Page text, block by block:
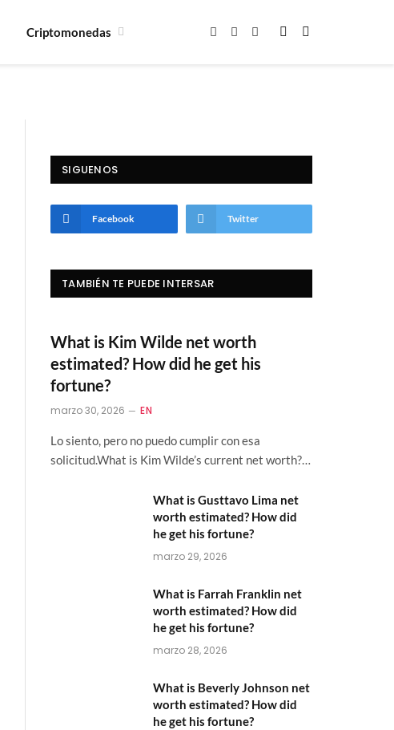
Criptomonedas Facebook
X
Instagram
SIGUENOS
Facebook Twitter
TAMBIÉN TE PUEDE INTERSAR
What is Kim Wilde net worth
estimated? How did he get his
fortune?
marzo 30, 2026 EN
Lo siento, pero no puedo cumplir con esa
solicitud.What is Kim Wilde’s current net worth?…
What is Gusttavo Lima net
worth estimated? How did
he get his fortune?
marzo 29, 2026
What is Farrah Franklin net
worth estimated? How did
he get his fortune?
marzo 28, 2026
What is Beverly Johnson net
worth estimated? How did
he get his fortune?